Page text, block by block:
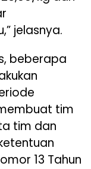
jelasnya.
beberapa
tim
tim dan
13 Tahun